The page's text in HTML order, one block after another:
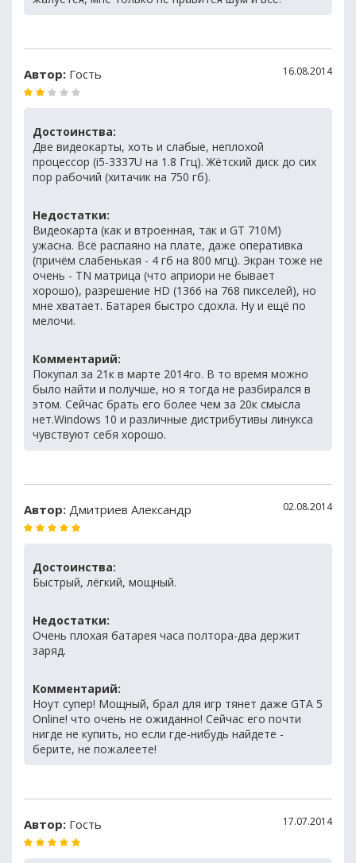
Автор: Гость 16.08.2014
Достоинства:
Две видеокарты, хоть и слабые, неплохой
процессор (i5-3337U на 1.8 Ггц). Жётский диск до сих
пор рабочий (хитачик на 750 гб).
Недостатки:
Видеокарта (как и втроенная, так и GT 710M)
ужасна. Всё распаяно на плате, даже оперативка
(причём слабенькая - 4 гб на 800 мгц). Экран тоже не
очень - TN матрица (что априори не бывает
хорошо), разрешение HD (1366 на 768 пикселей), но
мне хватает. Батарея быстро сдохла. Ну и ещё по
мелочи.
Комментарий:
Покупал за 21к в марте 2014го. В то время можно
было найти и получше, но я тогда не разбирался в
этом. Сейчас брать его более чем за 20к смысла
нет.Windows 10 и различные дистрибутивы линукса
чувствуют себя хорошо.
Автор: Дмитриев Александр 02.08.2014
Достоинства:
Быстрый, лёгкий, мощный.
Недостатки:
Очень плохая батарея часа полтора-два держит
заряд.
Комментарий:
Ноут супер! Мощный, брал для игр тянет даже GTA 5
Online! что очень не ожиданно! Сейчас его почти
нигде не купить, но если где-нибудь найдете -
берите, не пожалеете!
Автор: Гость 17.07.2014